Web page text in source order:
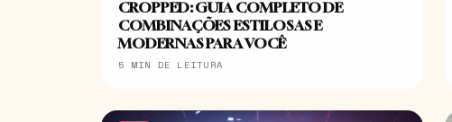
CROPPED: GUIA COMPLETO DE
COMBINAÇÕES ESTILOSAS E
MODERNAS PARA VOCÊ
5 MIN DE LEITURA